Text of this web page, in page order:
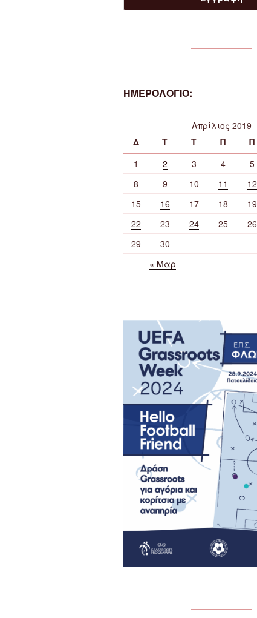
ΗΜΕΡΟΛΟΓΙΟ:
Απρίλιος 2019
Δ
Τ Τ Π Π
1
2 3 4 5
8
9 10 11 12
15
16 17 18 19
22
23 24 25 26
29
30
« Μαρ